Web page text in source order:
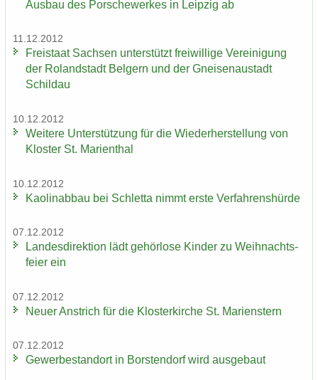
Aus­bau des Por­sche­wer­kes in Leip­zig ab
11.12.2012
Frei­staat Sach­sen un­ter­stützt frei­wil­li­ge Ver­ei­ni­gung
der Ro­land­stadt Bel­gern und der Gnei­sen­au­stadt
Schildau
10.12.2012
Wei­te­re Un­ter­stüt­zung für die Wie­der­her­stel­lung von
Klos­ter St. Ma­ri­en­thal
10.12.2012
Kao­lin­ab­bau bei Schlet­ta nimmt erste Ver­fah­rens­hür­de
07.12.2012
Lan­des­di­rek­ti­on lädt ge­hör­lo­se Kin­der zu Weih­nachts­
fei­er ein
07.12.2012
Neuer An­strich für die Klos­ter­kir­che St. Ma­ri­enstern
07.12.2012
Ge­wer­be­stand­ort in Bors­ten­dorf wird aus­ge­baut